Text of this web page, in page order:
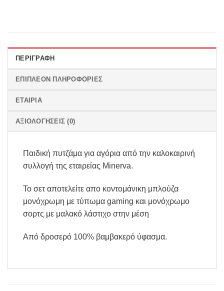
ΠΕΡΙΓΡΑΦΉ
ΕΠΙΠΛΈΟΝ ΠΛΗΡΟΦΟΡΊΕΣ
ΕΤΑΙΡΊΑ
ΑΞΙΟΛΟΓΉΣΕΙΣ (0)
Παιδική πυτζάμα για αγόρια από την καλοκαιρινή
συλλογή της εταιρείας Minerva.
Το σετ αποτελείτε απο κοντομάνικη μπλούζα
μονόχρωμη με τύπωμα gaming και μονόχρωμο
σορτς με μαλακό λάστιχο στην μέση
Από δροσερό 100% βαμβακερό ύφασμα.